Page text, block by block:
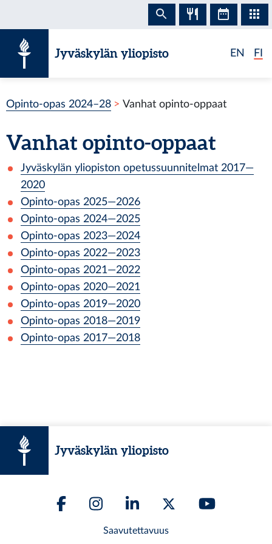
Jyväskylän yliopisto EN FI
Opinto-opas 2024–28 Vanhat opinto-oppaat
Vanhat opinto-oppaat
Jyväskylän yliopiston opetussuunnitelmat 2017—
2020
Opinto-opas 2025—2026
Opinto-opas 2024—2025
Opinto-opas 2023—2024
Opinto-opas 2022—2023
Opinto-opas 2021—2022
Opinto-opas 2020—2021
Opinto-opas 2019—2020
Opinto-opas 2018—2019
Opinto-opas 2017—2018
Jyväskylän yliopisto
Saavutettavuus